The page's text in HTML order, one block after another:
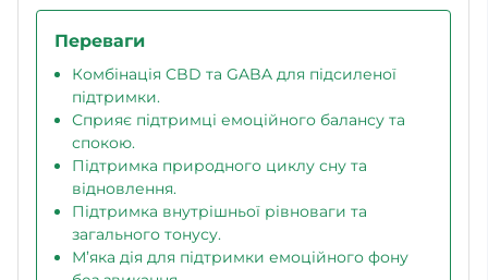
Переваги
Комбінація CBD та GABA для підсиленої
підтримки.
Сприяє підтримці емоційного балансу та
спокою.
Підтримка природного циклу сну та
відновлення.
Підтримка внутрішньої рівноваги та
загального тонусу.
М’яка дія для підтримки емоційного фону